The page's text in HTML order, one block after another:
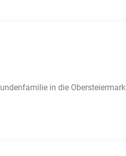
in die Obersteiermark